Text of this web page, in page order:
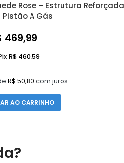
Rose – Estrutura Reforçada
Pistão A Gás
469,99
R$ 50,80 com juros
R$460,59
AO CARRINHO